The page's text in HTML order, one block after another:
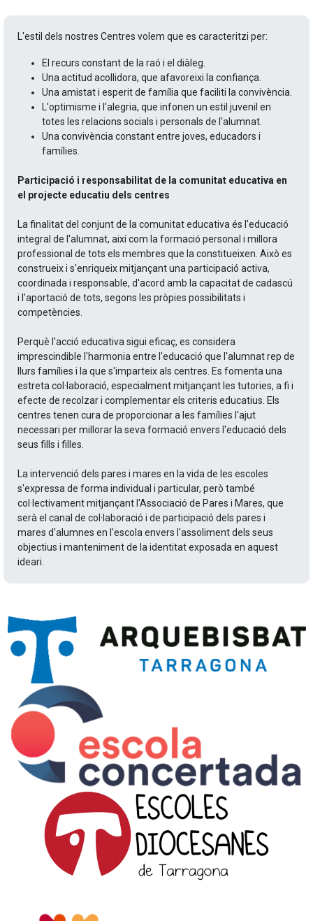
L'estil dels nostres Centres volem que es caracteritzi per:
El recurs constant de la raó i el diàleg.
Una actitud acollidora, que afavoreixi la confiança.
Una amistat i esperit de família que faciliti la convivència.
L'optimisme i l'alegria, que infonen un estil juvenil en
totes les relacions socials i personals de l'alumnat.
Una convivència constant entre joves, educadors i
famílies.
Participació i responsabilitat de la comunitat educativa en
el projecte educatiu dels centres
La finalitat del conjunt de la comunitat educativa és l'educació
integral de l'alumnat, així com la formació personal i millora
professional de tots els membres que la constitueixen. Això es
construeix i s'enriqueix mitjançant una participació activa,
coordinada i responsable, d'acord amb la capacitat de cadascú
i l'aportació de tots, segons les pròpies possibilitats i
competències.
Perquè l'acció educativa sigui eficaç, es considera
imprescindible l'harmonia entre l'educació que l'alumnat rep de
llurs famílies i la que s'imparteix als centres. Es fomenta una
estreta col·laboració, especialment mitjançant les tutories, a fi i
efecte de recolzar i complementar els criteris educatius. Els
centres tenen cura de proporcionar a les famílies l'ajut
necessari per millorar la seva formació envers l'educació dels
seus fills i filles.
La intervenció dels pares i mares en la vida de les escoles
s'expressa de forma individual i particular, però també
col·lectivament mitjançant l'Associació de Pares i Mares, que
serà el canal de col·laboració i de participació dels pares i
mares d'alumnes en l'escola envers l'assoliment dels seus
objectius i manteniment de la identitat exposada en aquest
ideari.